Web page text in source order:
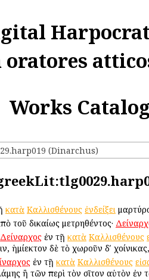
Works
(Dinarchus)
κατὰ Καλλισθένους ἐνδείξει
τοῦ δικαίως μετρηθέντος·
Δείναρχος ἐν τῇ κατὰ Καλλισθένους
ἡμίεκτον δὲ τὸ χωροῦν δʹ
ἐν τῇ κατὰ Καλλισθένους
ἢ τῶν περὶ τὸν σῖτον αὐτὸν